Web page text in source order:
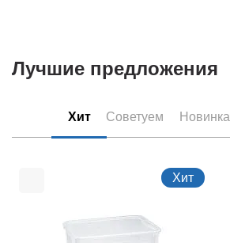
Лучшие предложения
Хит Советуем Новинка
Хит